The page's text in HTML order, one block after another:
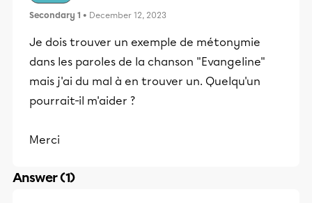
Secondary 1 • December 12, 2023
Je dois trouver un exemple de métonymie
dans les paroles de la chanson "Evangeline"
mais j'ai du mal à en trouver un. Quelqu'un
pourrait-il m'aider ?
Merci
Answer (1)